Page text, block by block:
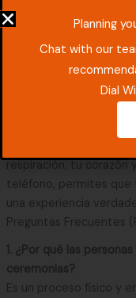
El objetivo de una
cosas. Se trata de
ceremonia de San
inca, el propósito es
Cuando enciendas tu
tu relación con él ha
respiración, tu corazón
teléfono, permites que
una experiencia
Preguntas Frecuentes
1. ¿Por qué las
ceremonias?
Es un proceso físico y
Planning
Chat with our
Dial